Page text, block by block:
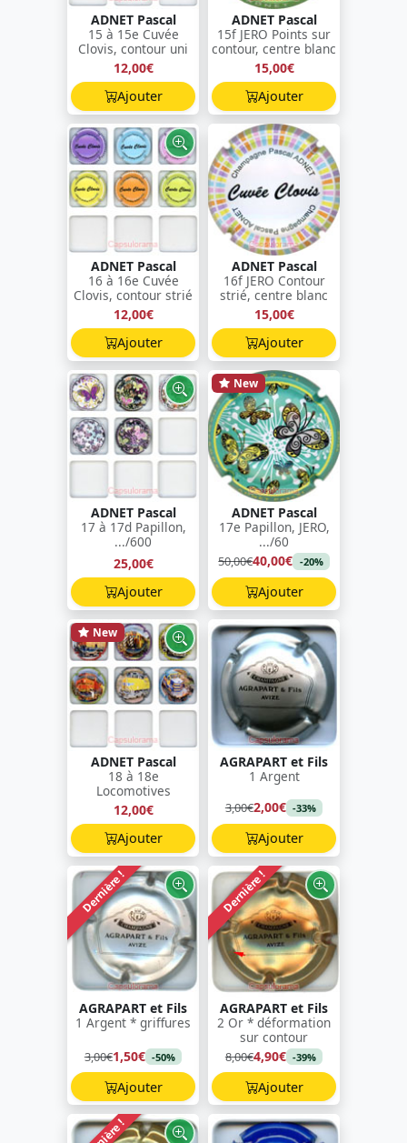
ADNET Pascal
15 à 15e Cuvée
Clovis, contour uni
12,00€
Ajouter
ADNET Pascal
15f JERO Points sur
contour, centre blanc
15,00€
Ajouter
ADNET Pascal
16 à 16e Cuvée
Clovis, contour strié
12,00€
Ajouter
ADNET Pascal
16f JERO Contour
strié, centre blanc
15,00€
Ajouter
ADNET Pascal
17 à 17d Papillon,
.../600
25,00€
Ajouter
New
ADNET Pascal
17e Papillon, JERO,
.../60
50,00€40,00€ -20%
Ajouter
New
ADNET Pascal
18 à 18e
Locomotives
12,00€
Ajouter
AGRAPART et Fils
1 Argent
3,00€2,00€ -33%
Ajouter
Dernière !
AGRAPART et Fils
1 Argent * griffures
3,00€1,50€ -50%
Ajouter
Dernière !
AGRAPART et Fils
2 Or * déformation
sur contour
8,00€4,90€ -39%
Ajouter